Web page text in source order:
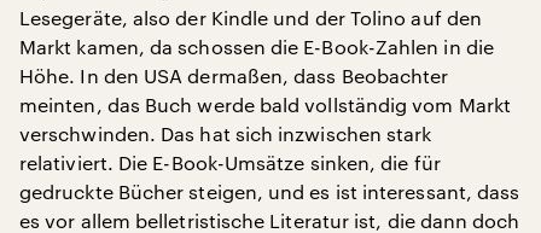
Lesegeräte, also der Kindle und der Tolino auf den
Markt kamen, da schossen die E-Book-Zahlen in die
Höhe. In den USA dermaßen, dass Beobachter
meinten, das Buch werde bald vollständig vom Markt
verschwinden. Das hat sich inzwischen stark
relativiert. Die E-Book-Umsätze sinken, die für
gedruckte Bücher steigen, und es ist interessant, dass
es vor allem belletristische Literatur ist, die dann doch